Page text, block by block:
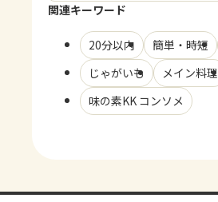
関連キーワード
20分以内 簡単・時短
じゃがいも
メイン料理
味の素KK コンソメ